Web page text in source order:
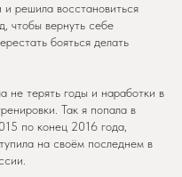
решила восстановиться
чтобы вернуть себе
бояться делать
не терять годы и наработки в
Так я попала в
по конец 2016 года,
на своём последнем в